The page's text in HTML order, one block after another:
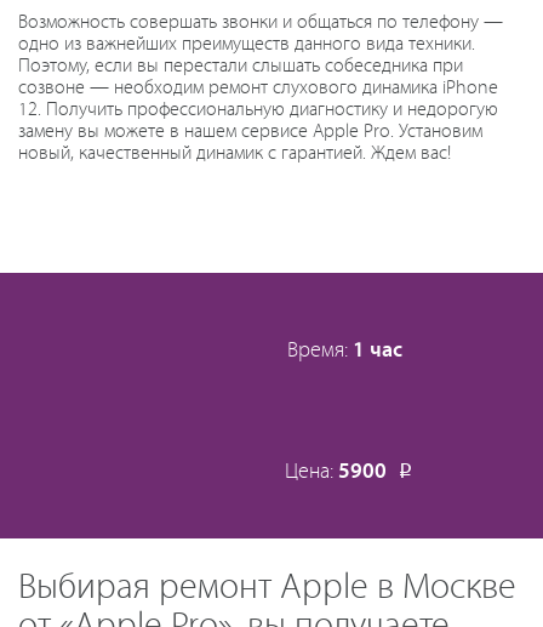
Возможность совершать звонки и общаться по телефону —
одно из важнейших преимуществ данного вида техники.
Поэтому, если вы перестали слышать собеседника при
созвоне — необходим ремонт слухового динамика iPhone
12. Получить профессиональную диагностику и недорогую
замену вы можете в нашем сервисе Apple Pro. Установим
новый, качественный динамик с гарантией. Ждем вас!
Время: 1 час
Цена: 5900 Р
Выбирая ремонт Apple в Москве